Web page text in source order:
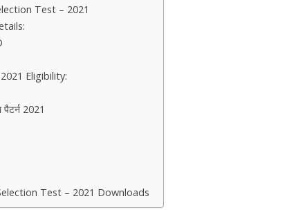
Test – 2021
Eligibility:
पैटर्न 2021
Test – 2021 Downloads